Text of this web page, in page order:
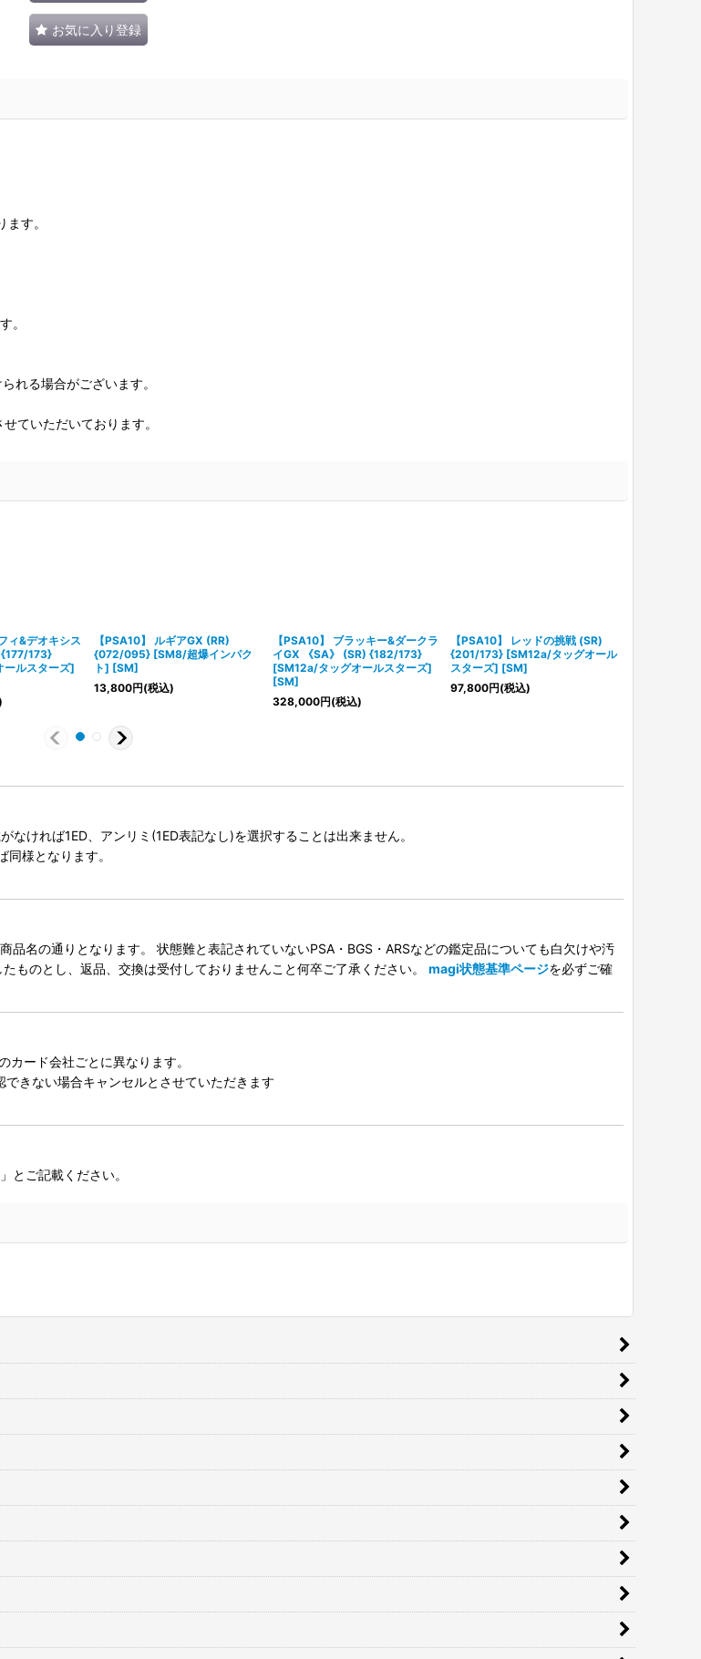
お気に入り登録
す。
。
れる場合がございます。
ていただいております。
ィ&デオキシス
{177/173}
ルスターズ]
【PSA10】 ルギアGX (RR)
{072/095} [SM8/超爆インパク
ト] [SM]
13,800円(税込)
【PSA10】 ブラッキー&ダークラ
イGX 《SA》 (SR) {182/173}
[SM12a/タッグオールスターズ]
[SM]
328,000円(税込)
【PSA10】 レッドの挑戦 (SR)
{201/173} [SM12a/タッグオール
スターズ] [SM]
97,800円(税込)
ければ1ED、アンリミ(1ED表記なし)を選択することは出来ません。
様となります。
名の通りとなります。 状態難と表記されていないPSA・BGS・ARSなどの鑑定品についても白欠けや汚
ものとし、返品、交換は受付しておりませんこと何卒ご了承ください。 magi状態基準ページを必ずご確
ード会社ごとに異なります。
きない場合キャンセルとさせていただきます
とご記載ください。